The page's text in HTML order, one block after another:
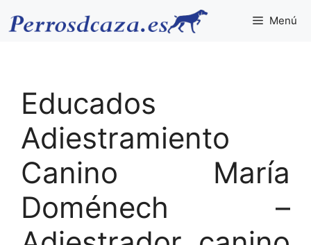
Menú
Educados
Adiestramiento
Canino María
Doménech –